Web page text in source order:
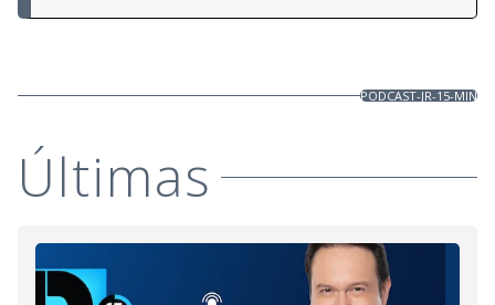
PODCAST-JR-15-MIN
Últimas